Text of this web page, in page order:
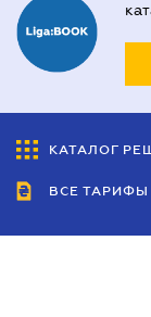
КАТАЛОГ
ВСЕ ТАРИФЫ